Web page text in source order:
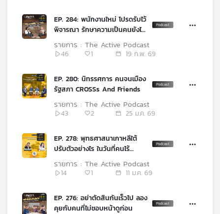
แผนที่
EP. 284: พนักงานใหม่ โปรดรับไว้
พิจารณา รักษาความเป็นคนยังไง
เมื่อเราเป็นแค่ทรัพยากร
46
1 19 ก.พ. 69
รายการ : The Active Podcast
EP. 280: นิทรรศการ คนจนเมือง
รัฐสภา CROSSs And Friends
43 2 25 ม.ค. 69
รายการ : The Active Podcast
EP. 278: พุทธศาสนาเกาหลีใต้
ปรับตัวอย่างไร ในวันที่คนไร้
14
1 11 ม.ค. 69
รายการ : The Active Podcast
EP. 276: อย่าตัดสินกันเร็วไป ลอง
คุยกับคนที่ไม่ชอบหน้าดูก่อน